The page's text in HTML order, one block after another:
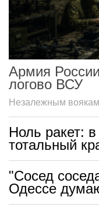
Армия
логово ВСУ
Незалежным
Ноль ракет:
тотальный
"Сосед
Одессе